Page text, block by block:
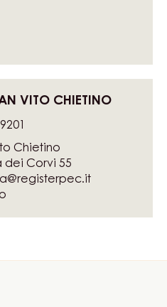
VITO CHIETINO
Chietino
dei Corvi 55